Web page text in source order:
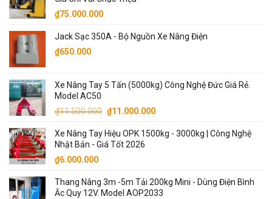
₫75.000.000
Jack Sạc 350A - Bộ Nguồn Xe Nâng Điện
₫650.000
Xe Nâng Tay 5 Tấn (5000kg) Công Nghệ Đức Giá Rẻ.
Model AC50
₫11.500.000 Giá
là:
₫11.500.000.
₫11.000.000Giá
tại
Xe Nâng Tay Hiệu OPK 1500kg - 3000kg | Công Nghệ
Nhật Bản - Giá Tốt 2026
₫6.000.000
Thang Nâng 3m -5m Tải 200kg Mini - Dùng Điện Bình
Ắc Quy 12V. Model AOP2033